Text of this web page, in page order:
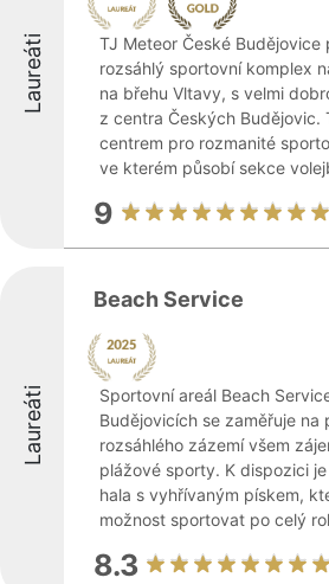
Laureáti
TJ Meteor České Budějovice
rozsáhlý sportovní komplex
na břehu Vltavy, s velmi
z centra Českých Budějovic.
centrem pro rozmanité
ve kterém působí sekce
9
Laureáti
Beach Service
Sportovní areál Beach
Budějovicích se zaměřuje na
rozsáhlého zázemí všem
plážové sporty. K dispozici
hala s vyhřívaným pískem,
možnost sportovat po celý
8.3